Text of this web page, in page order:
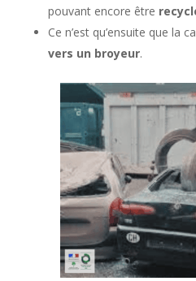
pouvant encore être
Ce n’est qu’ensuite que la
vers un broyeur.